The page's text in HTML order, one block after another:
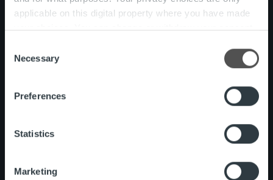
applicable on this digital property where you have made
your choices. You can change or withdraw your consent
the Privacy trigger icon.
Find out more about how your personal data is processed
and set your preferences in the
We use cookies to personalise content and ads, to
provide social media features and to analyse our traffic.
our social media, advertising and analytics partners who
Selection
Necessary
Preferences
Statistics
Marketing
Tietoa meistä
Ihmiset ja kulttuurimme
Tuote- ja palvelupäivitykset